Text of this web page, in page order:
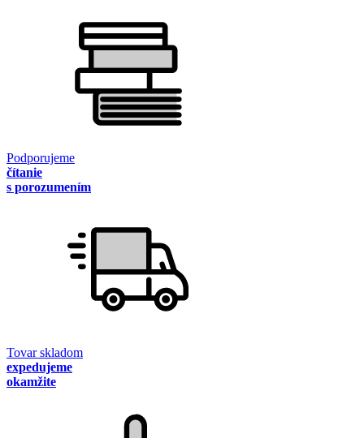
Podporujeme
čítanie
s porozumením
Tovar skladom
expedujeme
okamžite